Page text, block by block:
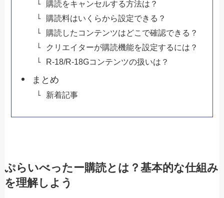
購読をキャンセルする方法は？
購読料はいくらから設定できる？
購読したコンテンツはどこで確認できる？
クリエイターが購読機能を設定するには？
R-18/R-18Gコンテンツの扱いは？
まとめ
新着記事
ぷらいべったー購読とは？基本的な仕組み
を理解しよう